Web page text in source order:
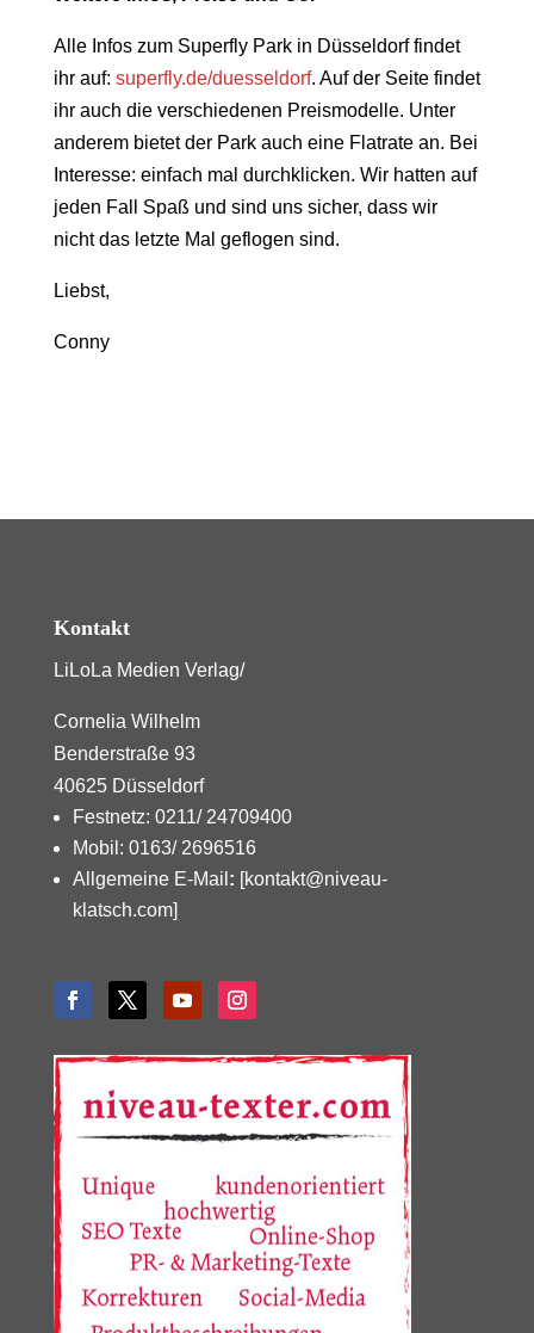
Alle Infos zum Superfly Park in Düsseldorf findet
ihr auf: superfly.de/duesseldorf. Auf der Seite findet
ihr auch die verschiedenen Preismodelle. Unter
anderem bietet der Park auch eine Flatrate an. Bei
Interesse: einfach mal durchklicken. Wir hatten auf
jeden Fall Spaß und sind uns sicher, dass wir
nicht das letzte Mal geflogen sind.
Liebst,
Conny
Kontakt
LiLoLa Medien Verlag/
Cornelia Wilhelm
Benderstraße 93
40625 Düsseldorf
Festnetz: 0211/ 24709400
Mobil: 0163/ 2696516
Allgemeine E-Mail : [kontakt@niveau-
klatsch.com]